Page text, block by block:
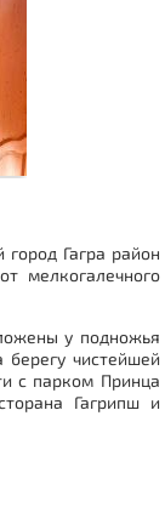
Гагра район
мелкогалечного
у подножья
чистейшей
с парком Принца
Гагрипш и